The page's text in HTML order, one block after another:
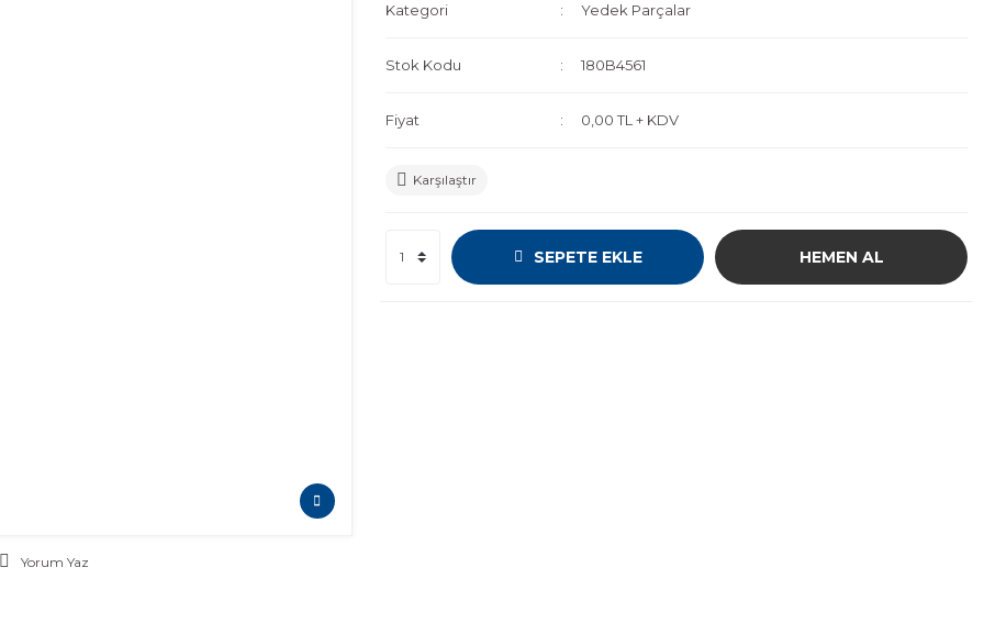
Yorum Yaz
Kategori Yedek Parçalar
Stok Kodu 180B4561
Fiyat 0,00 TL + KDV
Karşılaştır
SEPETE EKLE HEMEN AL